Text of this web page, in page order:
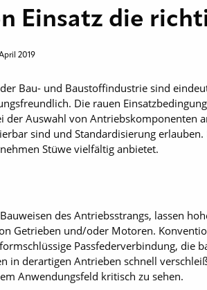
Einsatz die
2019
Bau- und Baustoffindustrie sind
Die rauen
Auswahl von Antriebskomponenten
sind und Standardisierung erlauben.
Stüwe vielfältig anbietet.
des Antriebsstrangs, lassen
Getrieben und/oder Motoren.
Passfederverbindung, die
in derartigen Antrieben schnell
Anwendungsfeld kritisch zu sehen.